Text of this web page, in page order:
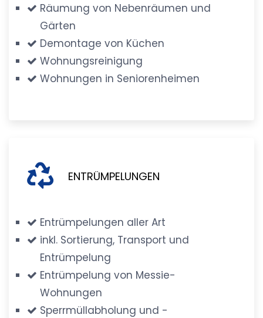
Räumung von Nebenräumen und
Gärten
Demontage von Küchen
Wohnungsreinigung
Wohnungen in Seniorenheimen
ENTRÜMPELUNGEN
Entrümpelungen aller Art
inkl. Sortierung, Transport und
Entrümpelung
Entrümpelung von Messie-
Wohnungen
Sperrmüllabholung und -